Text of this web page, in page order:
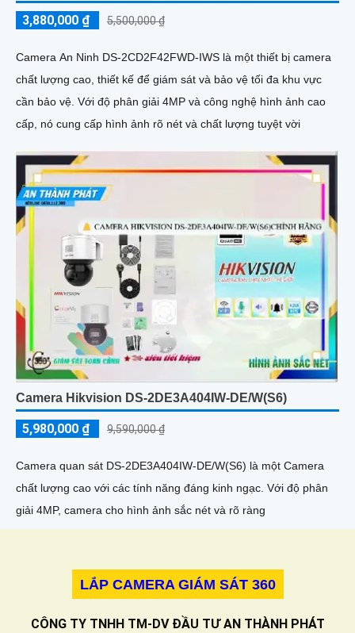
3,880,000 ₫ 5,500,000 ₫
Camera An Ninh DS-2CD2F42FWD-IWS là một thiết bị camera
chất lượng cao, thiết kế để giám sát và bảo vệ tối đa khu vực
cần bảo vệ. Với độ phân giải 4MP và công nghệ hình ảnh cao
cấp, nó cung cấp hình ảnh rõ nét và chất lượng tuyệt vời
Camera Hikvision DS-2DE3A404IW-DE/W(S6)
5,980,000 ₫ 9,590,000 ₫
Camera quan sát DS-2DE3A404IW-DE/W(S6) là một Camera
chất lượng cao với các tính năng đáng kinh ngạc. Với độ phân
giải 4MP, camera cho hình ảnh sắc nét và rõ ràng
LẮP CAMERA GIÁM SÁT 360
CÔNG TY TNHH TM-DV ĐẦU TƯ AN THÀNH PHÁT